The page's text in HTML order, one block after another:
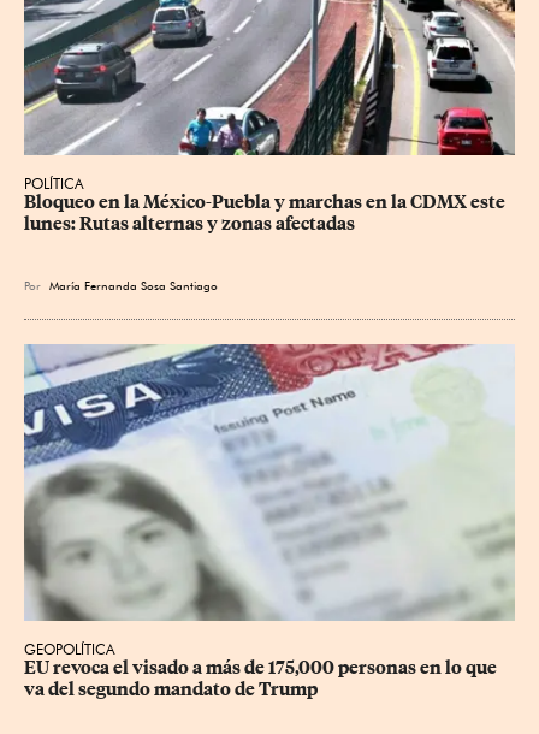
POLÍTICA
Bloqueo en la México-Puebla y marchas en la CDMX este
lunes: Rutas alternas y zonas afectadas
Por María Fernanda Sosa Santiago
GEOPOLÍTICA
EU revoca el visado a más de 175,000 personas en lo que
va del segundo mandato de Trump